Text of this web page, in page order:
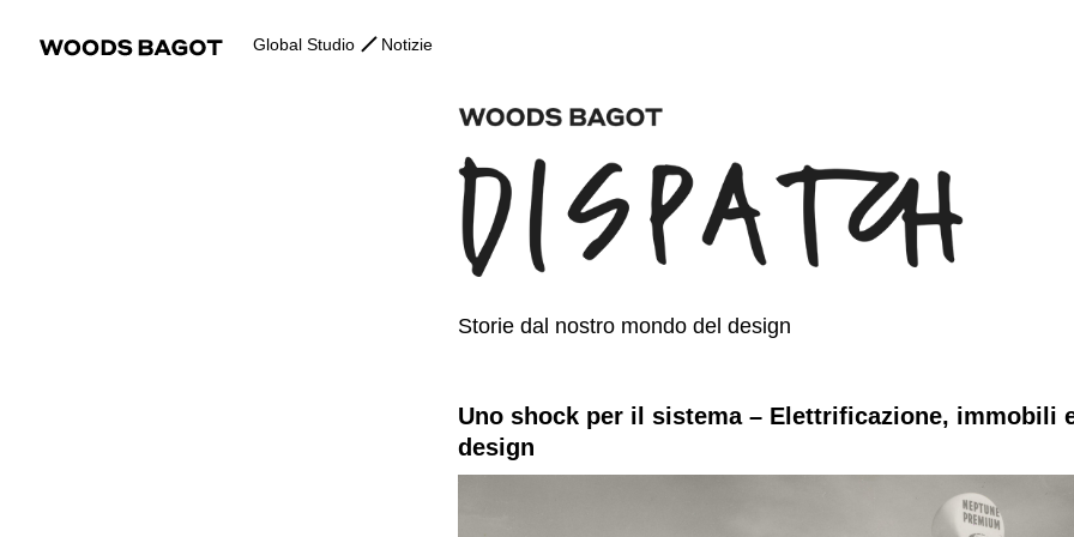
Global Studio Notizie
Storie dal nostro mondo del design
Uno shock per il sistema – Elettrificazione, immobili
design